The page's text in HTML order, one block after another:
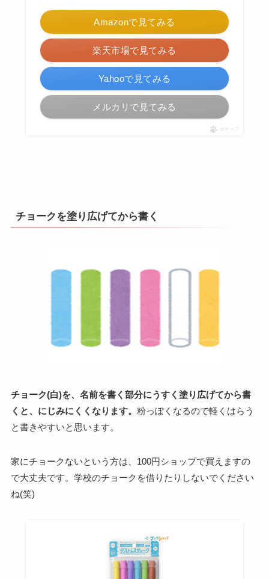
Amazonで見てみる
楽天市場で見てみる
Yahooで見てみる
メルカリで見てみる
ポチップ
チョークを塗り広げてから書く
チョーク(白)を、名前を書く部分にうすく塗り広げてから書
くと、にじみにくくなります。 粉っぽくなるので軽くはらう
と書きやすいと思います。
家にチョークないという方は、100円ショップで買えますの
で大丈夫です。学校のチョークを借りたりしないでください
ね(笑)